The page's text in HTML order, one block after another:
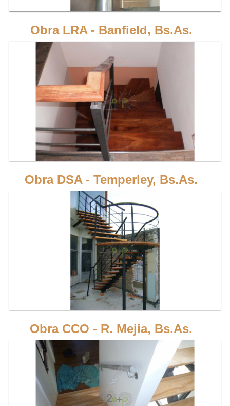
Obra LRA - Banfield, Bs.As.
Escalera de 1 eje, recta en 3 tramos, en forma de "U" con estructura de hierro y
peldaños de madera dura.
VER MÁS
Obra DSA - Temperley, Bs.As.
Escalera de 1 eje, recta en 2 tramos, en forma de "U" con estructura de hierro y
peldaños de madera dura.
Obra CCO - R. Mejia, Bs.As.